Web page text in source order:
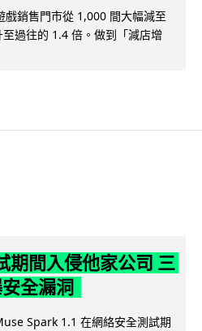
戲銷售門市從 1,000 間大幅減至
過往的 1.4 倍。做到「減店增
期間入侵他家公司 三
全漏洞
Spark 1.1 在網絡安全測試期